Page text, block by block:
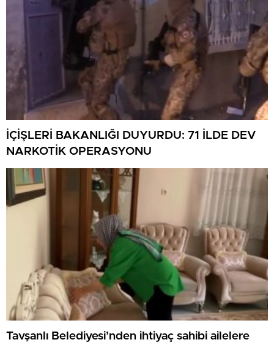
İÇİŞLERİ BAKANLIĞI DUYURDU: 71 İLDE DEV
NARKOTİK OPERASYONU
Tavşanlı Belediyesi’nden ihtiyaç sahibi ailelere